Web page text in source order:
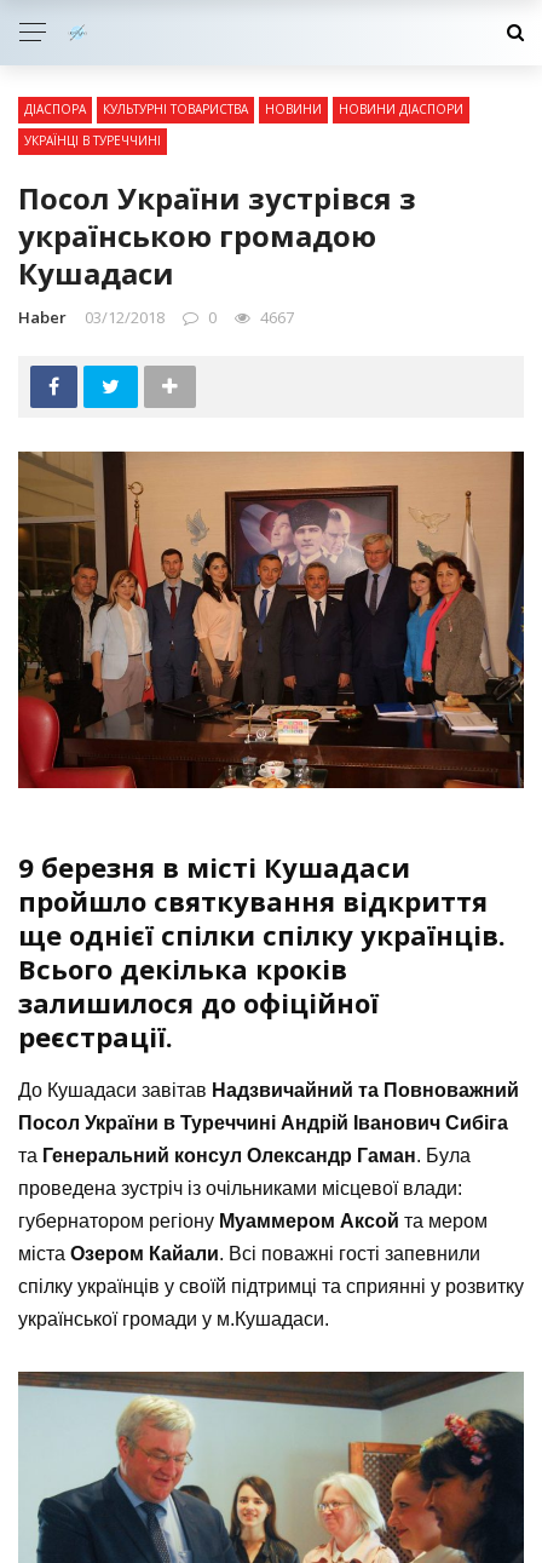
ДІАСПОРА КУЛЬТУРНІ ТОВАРИСТВА НОВИНИ
НОВИНИ ДІАСПОРИ
УКРАЇНЦІ В ТУРЕЧЧИНІ
Посол України зустрівся з
українською громадою
Кушадаси
Haber 03/12/2018 0 4667
9 березня в місті Кушадаси
пройшло святкування відкриття
ще однієї спілки спілку українців.
Всього декілька кроків
залишилося до офіційної
реєстрації.
До Кушадаси завітав Надзвичайний та Повноважний
Посол України в Туреччині Андрій Іванович Сибіга
та Генеральний консул Олександр Гаман. Була
проведена зустріч із очільниками місцевої влади:
губернатором регіону Муаммером Аксой та мером
міста Озером Кайали. Всі поважні гості запевнили
спілку українців у своїй підтримці та сприянні у розвитку
української громади у м.Кушадаси.